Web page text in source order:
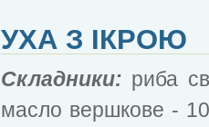
УХА З ІКРОЮ
Складники: риба
масло вершкове -